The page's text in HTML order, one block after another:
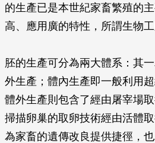
的生產已是本世紀家畜繁殖的
高、應用廣的特性，所謂生物工
胚的生產可分為兩大體系：其
外生產；體內生產即一般利用
體外生產則包含了經由屠宰場
掃描卵巢的取卵技術經由活體
為家畜的遺傳改良提供捷徑，